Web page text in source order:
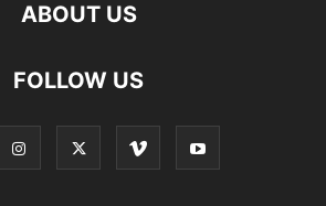
ABOUT US
FOLLOW US